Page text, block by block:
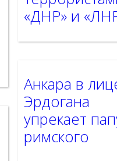
«ДНР» и
Анкара в
Эрдогана
упрекает
римского